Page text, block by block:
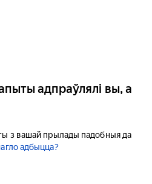
адпраўлялі вы, а
з вашай прылады падобныя да
адбыцца?